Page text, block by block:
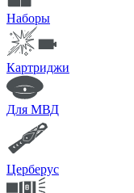
Наборы
Картриджи
Для МВД
Церберус